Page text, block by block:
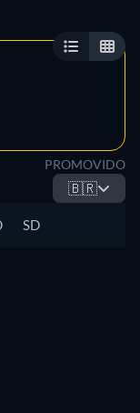
PROMOVIDO
🇧🇷
SD